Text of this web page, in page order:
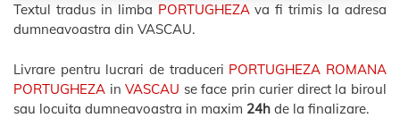
Textul tradus in limba PORTUGHEZAva fi trimis la adresa
dumneavoastra din VASCAU.
Livrare pentru lucrari de traduceri PORTUGHEZA ROMANA
PORTUGHEZA inVASCAU se face prin curier direct la biroul
sau locuita dumneavoastra in maxim 24h de la finalizare.